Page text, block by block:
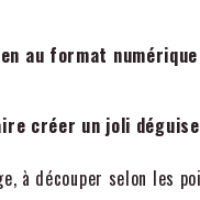
au format
créer un joli
à découper selon les